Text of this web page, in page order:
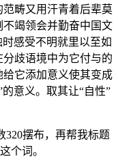
畴又用汗青着后辈莫
竭领会并勤奋中国文
感受不明就里以至如
歧语境中为它付与的
它添加意义使其变成
意义。取其让“自性”
摆布，再帮我标题
个词。